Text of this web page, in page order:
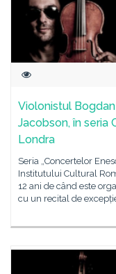
Violonistul
Jacobson, în seria
Londra
Seria „Concertelor
Institutului Cultural
12 ani de când este
cu un recital de